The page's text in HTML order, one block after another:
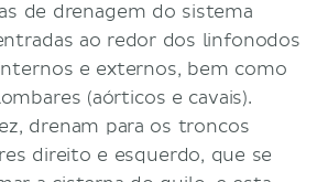
de drenagem do sistema
ao redor dos linfonodos
e externos, bem como
(aórticos e cavais).
drenam para os troncos
direito e esquerdo, que se